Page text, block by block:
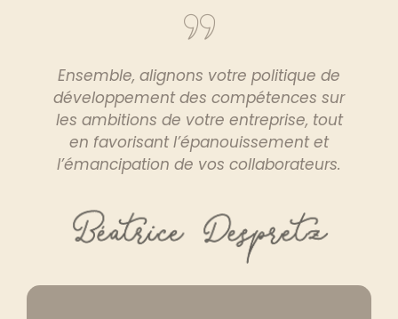
Ensemble, alignons votre politique de
développement des compétences sur
les ambitions de votre entreprise, tout
en favorisant l’épanouissement et
l’émancipation de vos collaborateurs.